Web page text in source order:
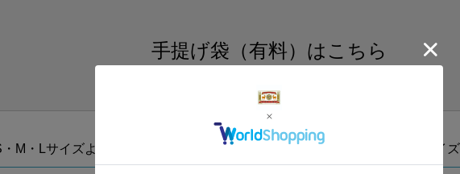
手提げ袋（有料）はこちら
S・M・Lの3つサイズをご用意しております。
・M・Lサイズより当店にお任せ Sサイズ